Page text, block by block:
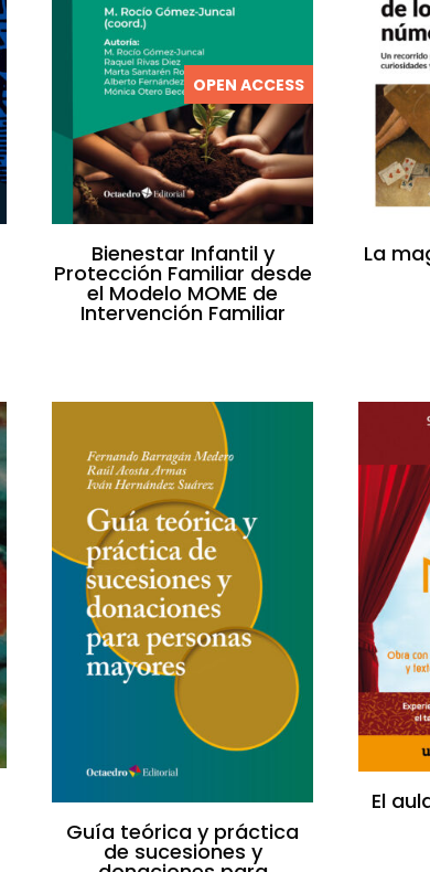
OPEN ACCESS
Bienestar Infantil y
Protección Familiar desde
el Modelo MOME de
Intervención Familiar
La
Guía teórica y práctica
de sucesiones y
El